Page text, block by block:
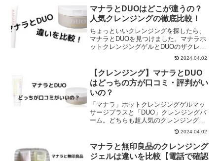
マナラとDUOはどこが違うの？
人気クレンジングの徹底比較！
ちょっといいクレンジングを探したら、
マナラとDUOを見つけました。マナラホ
ットクレンジングゲルとDUOのザクレン
ジングバーム、「とちらも人気ですが、
どこがどうちがうんだろう？」11項目で
徹底比較してまとめています。
2024.04.02
【クレンジング】マナラとDUO
はどっちの方が口コミ・評判がい
いの？
「マナラ」ホットクレンジングゲルマッ
サージプラスと「DUO」クレンジングバ
ーム。どちらも超人気のクレンジングで
すよね。マナラかDUOか！どっちの方が
口コミ・評判がいいのか！口コミの違い
はあるのか！気になったので調べてみま
した。
2024.04.02
マナラと無印良品のクレンジング
ジェルは違いを比較【電話で確認